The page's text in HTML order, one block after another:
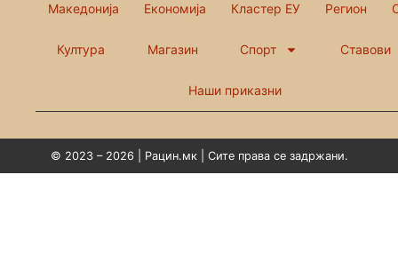
Македонија Економија Кластер ЕУ Регион
Култура Магазин Спорт Ставови
Наши приказни
© 2023 – 2026 | Рацин.мк | Сите права се задржани.